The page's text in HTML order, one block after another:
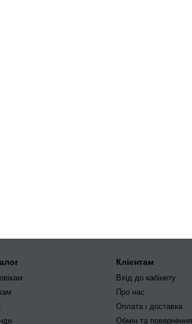
Клієнтам
Вхід до кабінету
Про нас
Оплата і доставка
Обмін та повернення